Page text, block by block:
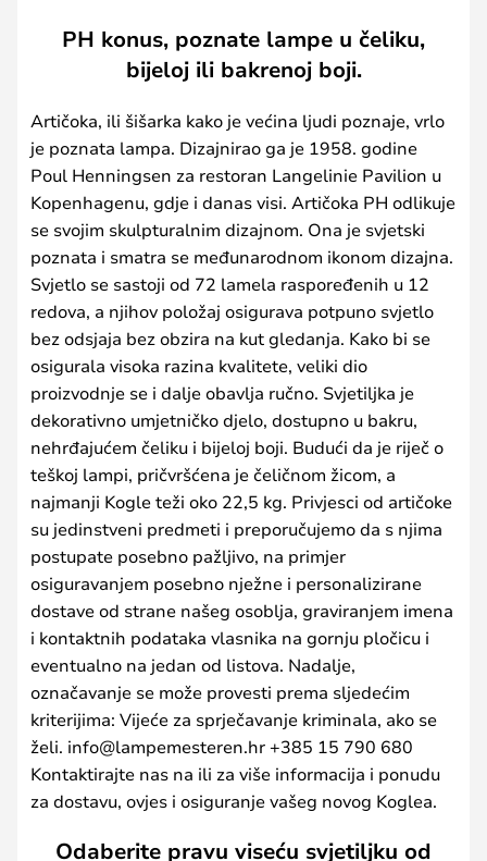
PH konus, poznate lampe u čeliku,
bijeloj ili bakrenoj boji.
Artičoka, ili šišarka kako je većina ljudi poznaje, vrlo
je poznata lampa. Dizajnirao ga je 1958. godine
Poul Henningsen za restoran Langelinie Pavilion u
Kopenhagenu, gdje i danas visi. Artičoka PH odlikuje
se svojim skulpturalnim dizajnom. Ona je svjetski
poznata i smatra se međunarodnom ikonom dizajna.
Svjetlo se sastoji od 72 lamela raspoređenih u 12
redova, a njihov položaj osigurava potpuno svjetlo
bez odsjaja bez obzira na kut gledanja. Kako bi se
osigurala visoka razina kvalitete, veliki dio
proizvodnje se i dalje obavlja ručno. Svjetiljka je
dekorativno umjetničko djelo, dostupno u bakru,
nehrđajućem čeliku i bijeloj boji. Budući da je riječ o
teškoj lampi, pričvršćena je čeličnom žicom, a
najmanji Kogle teži oko 22,5 kg. Privjesci od artičoke
su jedinstveni predmeti i preporučujemo da s njima
postupate posebno pažljivo, na primjer
osiguravanjem posebno nježne i personalizirane
dostave od strane našeg osoblja, graviranjem imena
i kontaktnih podataka vlasnika na gornju pločicu i
eventualno na jedan od listova. Nadalje,
označavanje se može provesti prema sljedećim
kriterijima: Vijeće za sprječavanje kriminala, ako se
želi. info@lampemesteren.hr +385 15 790 680
Kontaktirajte nas na ili za više informacija i ponudu
za dostavu, ovjes i osiguranje vašeg novog Koglea.
Odaberite pravu viseću svjetiljku od